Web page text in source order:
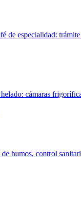
de especialidad:
cámaras
humos, control